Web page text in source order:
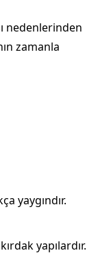
nedenlerinden
zamanla
yaygındır.
yapılardır.